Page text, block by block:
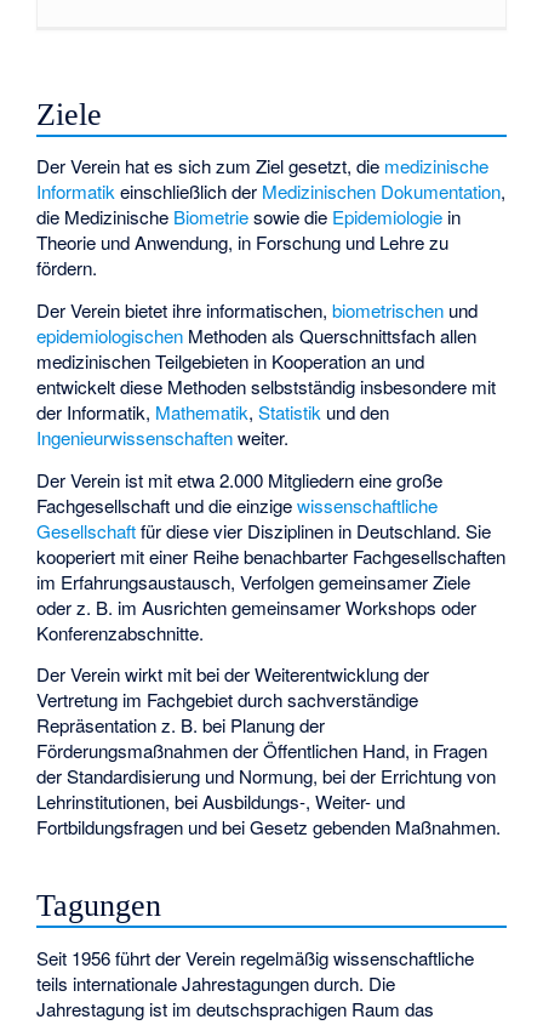
Ziele
Der Verein hat es sich zum Ziel gesetzt, die medizinische
Informatikeinschließlich der Medizinischen Dokumentation,
die Medizinische Biometriesowie die Epidemiologie in
Theorie und Anwendung, in Forschung und Lehre zu
fördern.
Der Verein bietet ihre informatischen,biometrischen und
epidemiologischen Methoden als Querschnittsfach allen
medizinischen Teilgebieten in Kooperation an und
entwickelt diese Methoden selbstständig insbesondere mit
der Informatik, Mathematik,Statistik und den
Ingenieurwissenschaftenweiter.
Der Verein ist mit etwa 2.000 Mitgliedern eine große
Fachgesellschaft und die einzigewissenschaftliche
Gesellschaftfür diese vier Disziplinen in Deutschland. Sie
kooperiert mit einer Reihe benachbarter Fachgesellschaften
im Erfahrungsaustausch, Verfolgen gemeinsamer Ziele
oder z. B. im Ausrichten gemeinsamer Workshops oder
Konferenzabschnitte.
Der Verein wirkt mit bei der Weiterentwicklung der
Vertretung im Fachgebiet durch sachverständige
Repräsentation z. B. bei Planung der
Förderungsmaßnahmen der Öffentlichen Hand, in Fragen
der Standardisierung und Normung, bei der Errichtung von
Lehrinstitutionen, bei Ausbildungs-, Weiter- und
Fortbildungsfragen und bei Gesetz gebenden Maßnahmen.
Tagungen
Seit 1956 führt der Verein regelmäßig wissenschaftliche
teils internationale Jahrestagungen durch. Die
Jahrestagung ist im deutschsprachigen Raum das